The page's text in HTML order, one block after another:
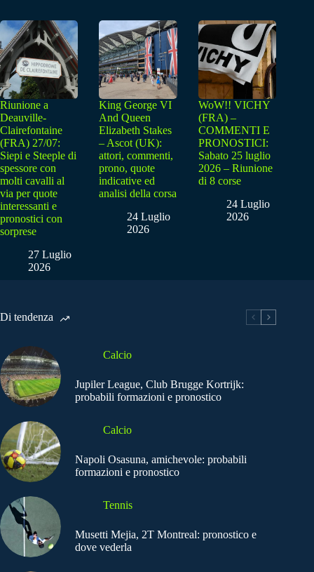
Riunione a
Deauville-
Clairefontaine
(FRA) 27/07:
Siepi e Steeple di
spessore con
molti cavalli al
via per quote
interessanti e
pronostici con
sorprese
27 Luglio
2026
King George VI
And Queen
Elizabeth Stakes
– Ascot (UK):
attori, commenti,
prono, quote
indicative ed
analisi della corsa
24 Luglio
2026
WoW!! VICHY
(FRA) –
COMMENTI E
PRONOSTICI:
Sabato 25 luglio
2026 – Riunione
di 8 corse
24 Luglio
2026
Di tendenza
Calcio
Jupiler League, Club Brugge Kortrijk:
probabili formazioni e pronostico
Calcio
Napoli Osasuna, amichevole: probabili
formazioni e pronostico
Tennis
Musetti Mejia, 2T Montreal: pronostico e
dove vederla